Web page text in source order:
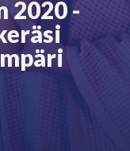
2020 -